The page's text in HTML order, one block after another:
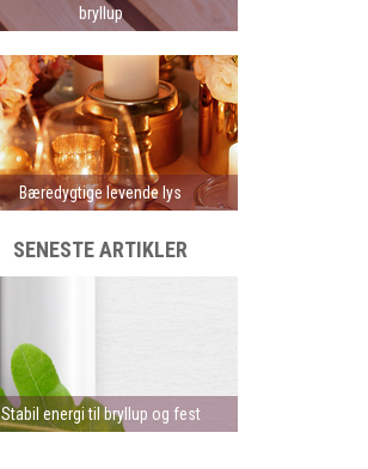
bryllup
Bæredygtige levende lys
SENESTE ARTIKLER
Stabil energi til bryllup og fest